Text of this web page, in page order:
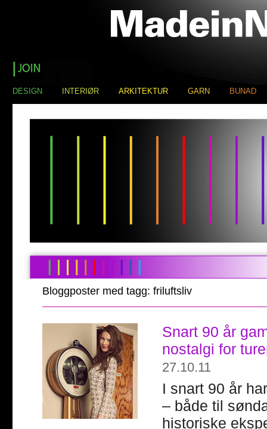
DESIGN INTERIØR ARKITEKTUR GARN BUNAD
Bloggposter med tagg: friluftsliv
Snart 90 år
nostalgi for
27.10.11
I snart 90 år
– både til
historiske